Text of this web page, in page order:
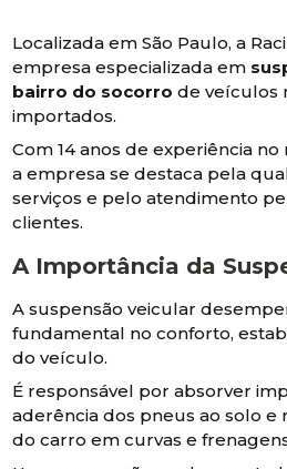
Localizada em São Paulo, a
empresa especializada em
bairro do socorro de veículos
importados.
Com 14 anos de experiência
a empresa se destaca pela
serviços e pelo atendimento
clientes.
A Importância da
A suspensão veicular
fundamental no conforto,
do veículo.
É responsável por absorver
aderência dos pneus ao solo e
do carro em curvas e